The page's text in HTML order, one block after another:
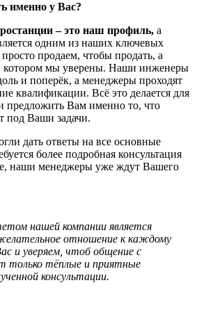
именно у Вас?
– это наш профиль, а
одним из наших ключевых
продаем, чтобы продать, а
в котором мы уверены. Наши инженеры
и поперёк, а менеджеры проходят
квалификации. Всё это делается для
предложить Вам именно то, что
под Ваши задачи.
дать ответы на все основные
более подробная консультация
наши менеджеры уже ждут Вашего
нашей компании является
отношение к каждому
и уверяем, чтоб общение с
только тёплые и приятные
консультации.